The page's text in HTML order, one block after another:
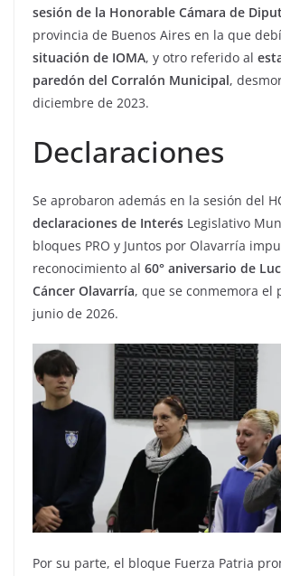
sesión de la Honorable Cámara de
provincia de Buenos Aires en la que
situación de IOMA, y otro referido al
paredón del Corralón Municipal,
diciembre de 2023.
Declaraciones
Se aprobaron además en la sesión del
declaraciones de Interés Legislativo
bloques PRO y Juntos por Olavarría
reconocimiento al 60° aniversario de
Cáncer Olavarría, que se conmemora el
junio de 2026.
Por su parte, el bloque Fuerza Patria